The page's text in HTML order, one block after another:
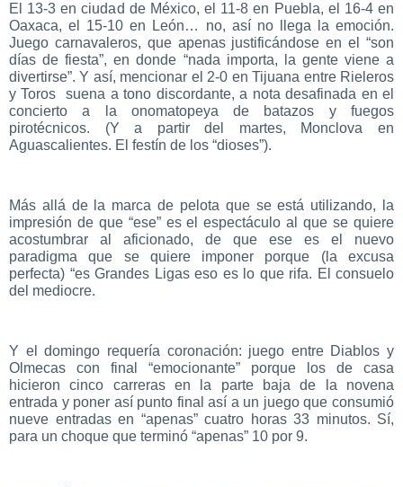
El 13-3 en ciudad de México, el 11-8 en Puebla, el 16-4 en
Oaxaca, el 15-10 en León… no, así no llega la emoción.
Juego carnavaleros, que apenas justificándose en el “son
días de fiesta”, en donde “nada importa, la gente viene a
divertirse”. Y así, mencionar el 2-0 en Tijuana entre Rieleros
y Toros suena a tono discordante, a nota desafinada en el
concierto a la onomatopeya de batazos y fuegos
pirotécnicos. (Y a partir del martes, Monclova en
Aguascalientes. El festín de los “dioses”).
Más allá de la marca de pelota que se está utilizando, la
impresión de que “ese” es el espectáculo al que se quiere
acostumbrar al aficionado, de que ese es el nuevo
paradigma que se quiere imponer porque (la excusa
perfecta) “es Grandes Ligas eso es lo que rifa. El consuelo
del mediocre.
Y el domingo requería coronación: juego entre Diablos y
Olmecas con final “emocionante” porque los de casa
hicieron cinco carreras en la parte baja de la novena
entrada y poner así punto final así a un juego que consumió
nueve entradas en “apenas” cuatro horas 33 minutos. Sí,
para un choque que terminó “apenas” 10 por 9.